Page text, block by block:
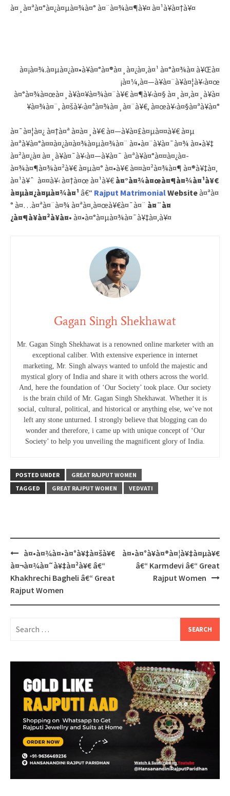
à¤¸à¤ªà¤°à¤¿à¤µà¤¾à¤° à¤¨à¤¾à¤¶à¥¤ à¤¹à¥à¤†à¥¤
à¤¡à¤¾.à¤µà¤¿à¤•à¥à¤°à¤®à¤¸à¤¿à¤‚à¤¹ à¤°à¤¾à¤ à¥Œà¤
¡à¤¼,à¤—à¥à¤¨à¥à¤¦à¥‹à¤œ
à¤°à¤¾à¤œà¤¸à¥à¤¥à¤¾à¤¨à¥€ à¤¶à¥‹à¤§ à¤¸à¤‚à¤¸à¥à¤
¥à¤¾à¤¨, à¤šà¥‹à¤ªà¤¾à¤¸à¤¨à¥€, à¤œà¥‹à¤§à¤ªà¥à¤°
à¤¯à¤¦à¤¿ à¤†à¤ª à¤à¤¸à¥€ à¤—à¥à¤£à¤µà¤¤à¥€ à¤µ
à¤ªà¥à¤°à¤¤à¤¿à¤­à¤¾à¤µà¤¾à¤¨ à¤•à¤¨à¥à¤¯à¤¾ à¤•à¥‡
à¤²à¤¿à¤ à¤¸à¥à¤¯à¥‹à¤—à¥à¤¯ à¤ªà¥à¤°à¤¤à¤¿à¤­
à¤¾à¤¶à¤¾à¤²à¥€ à¤µà¤° à¤•à¥€ à¤¤à¤²à¤¾à¤¶ à¤®à¥‡à¤‚
à¤¹à¥ˆ à¤¤à¥‹ à¤†à¤œ à¤¹à¥€ à¤°à¤¾à¤œà¤¶à¤¾à¤¹à¥€
à¤µà¤¿à¤µà¤¾à¤¹ â€“ Rajput MatrimonialWebsiteà¤ªà¤
° à¤…à¤ªà¤¨à¤¾ à¤ªà¤‚à¤œà¥€à¤¯à¤¨ à¤¨à¤
¿à¤¶à¥à¤²à¥à¤• à¤•à¤°à¤µà¤¾à¤¯à¥‡à¤‚à¥¤
Gagan Singh Shekhawat
Mr. Gagan Singh Shekhawat is a renowned online marketer with an
exceptional caliber. With extensive experience in internet
marketing, Mr. Singh always wanted to unfold the majestic and
mystical glory of India and share it with others across the world.
And, here the foundation of ‘Our Society’ took place. Our society
is the brain child of Mr. Gagan Singh Shekhawat. Whether it is
social, cultural, political, and historical or anything else, we’ve not
left any stone unturned. I strongly believe that blogging can do
wonder and therefore, i came up with unique concept of ‘Our
Society’ to help you unveiling the magnificent glory of India.
POSTED UNDER
GREAT RAJPUT WOMEN
TAGGED
GREAT RAJPUT WOMEN VEDVATI
Post
navigation
à¤•à¤¾à¤•à¤°à¥‡à¤šà¥€
à¤¬à¤¾à¤˜à¥‡à¤²à¥€ â€“
Khakhrechi Bagheli â€“ Great
Rajput Women
à¤•à¤°à¥à¤®à¤¦à¥‡à¤µà¥€
â€“ Karmdevi â€“ Great
Rajput Women
for: